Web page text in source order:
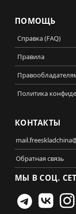
ПОМОЩЬ
Справка (FAQ)
Правила
Политика
КОНТАКТЫ
Обратная связь
МЫ В СОЦ.